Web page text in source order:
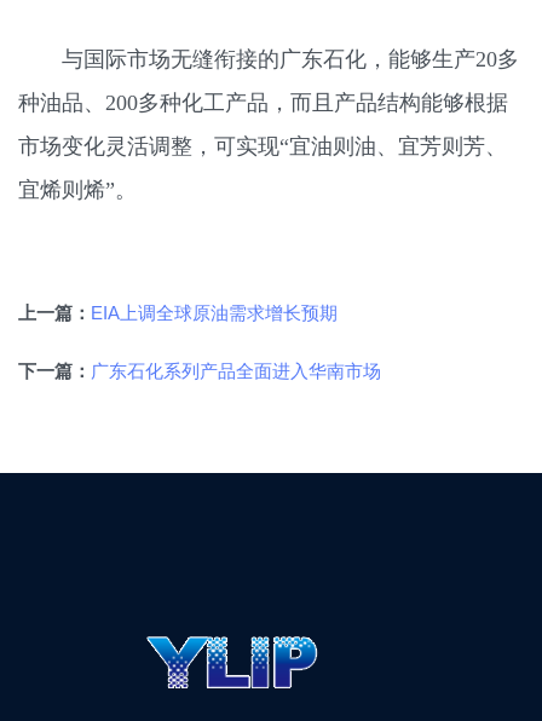
与国际市场无缝衔接的广东石化，能够生产20多
种油品、200多种化工产品，而且产品结构能够根据
市场变化灵活调整，可实现“宜油则油、宜芳则芳、
宜烯则烯”。
上一篇： EIA上调全球原油需求增长预期
下一篇： 广东石化系列产品全面进入华南市场